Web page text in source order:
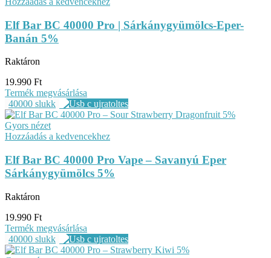
Elf Bar BC 40000 Pro | Sárkánygyümölcs-Eper-
Banán 5%
Raktáron
19.990 Ft
Termék megvásárlása
40000 slukk
Gyors nézet
Hozzáadás a kedvencekhez
Elf Bar BC 40000 Pro Vape – Savanyú Eper
Sárkánygyümölcs 5%
Raktáron
19.990 Ft
Termék megvásárlása
40000 slukk